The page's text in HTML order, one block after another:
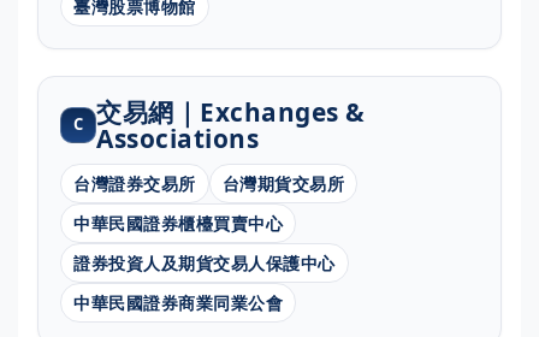
臺灣股票博物館
C 交易網｜Exchanges &
Associations
台灣證券交易所
台灣期貨交易所
中華民國證券櫃檯買賣中心
證券投資人及期貨交易人保護中心
中華民國證券商業同業公會